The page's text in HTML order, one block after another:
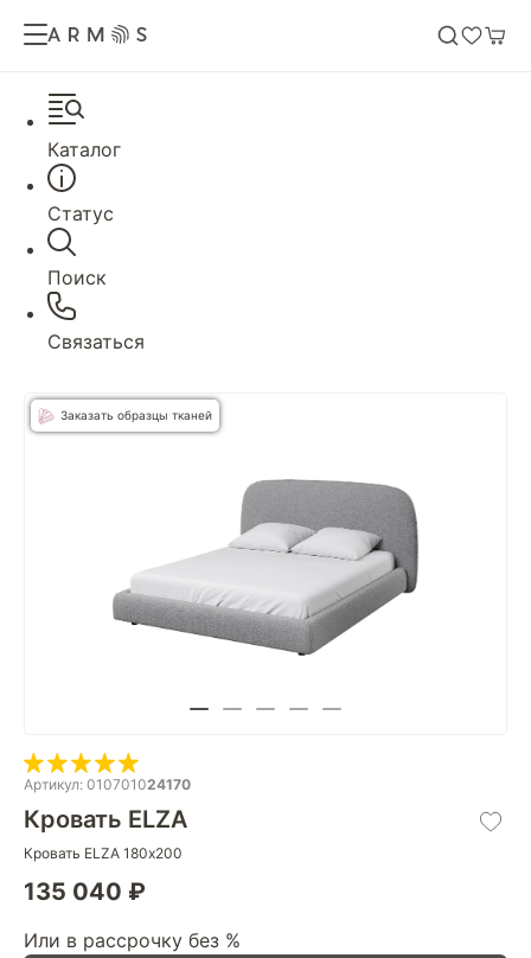
Каталог
Статус
Поиск
Связаться
Заказать образцы тканей
Артикул: 010701024170
Кровать ELZA
Кровать ELZA 180х200
135 040 ₽
Или в рассрочку без %